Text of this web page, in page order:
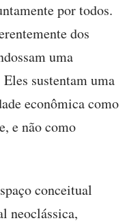
por todos.
dos
uma
sustentam uma
econômica como
e não como
conceitual
neoclássica,